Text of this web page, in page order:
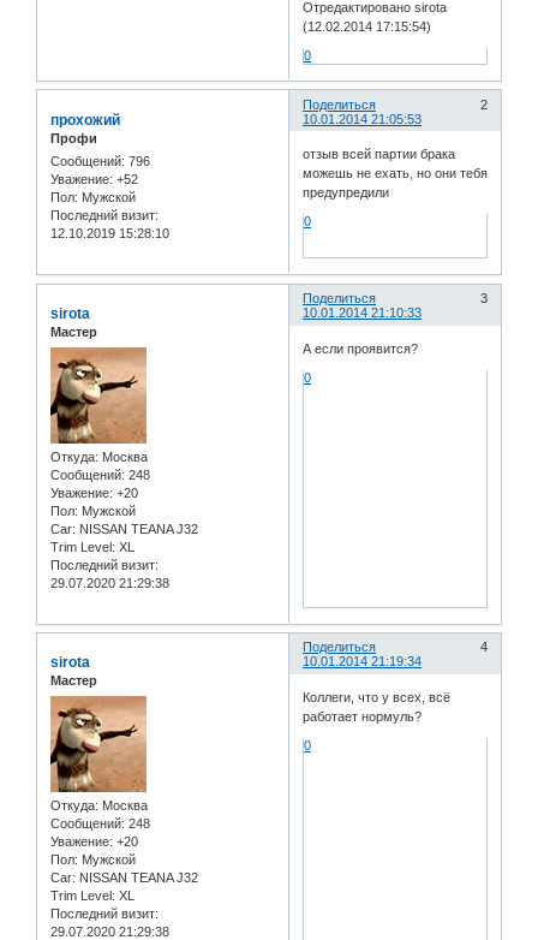
Отредактировано sirota
(12.02.2014 17:15:54)
0
Поделиться
2
10.01.2014 21:05:53
прохожий
Профи
Сообщений: 796
Уважение: +52
Пол: Мужской
Последний визит:
12.10.2019 15:28:10
отзыв всей партии брака
можешь не ехать, но они тебя
предупредили
0
Поделиться
3
10.01.2014 21:10:33
sirota
Мастер
Откуда: Москва
Сообщений: 248
Уважение: +20
Пол: Мужской
Car: NISSAN TEANA J32
Trim Level: XL
Последний визит:
29.07.2020 21:29:38
А если проявится?
0
Поделиться
4
10.01.2014 21:19:34
sirota
Мастер
Откуда: Москва
Сообщений: 248
Уважение: +20
Пол: Мужской
Car: NISSAN TEANA J32
Trim Level: XL
Последний визит:
29.07.2020 21:29:38
Коллеги, что у всех, всё
работает нормуль?
0